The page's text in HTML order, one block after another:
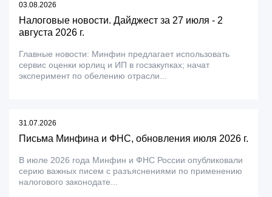
03.08.2026
Налоговые новости. Дайджест за 27 июля - 2
августа 2026 г.
Главные новости: Минфин предлагает использовать
сервис оценки юрлиц и ИП в госзакупках; начат
эксперимент по обелению отрасли...
31.07.2026
Письма Минфина и ФНС, обновления июля 2026 г.
В июле 2026 года Минфин и ФНС России опубликовали
серию важных писем с разъяснениями по применению
налогового законодате...